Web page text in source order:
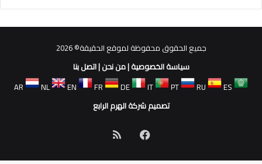
جميع الحقوق محفوظة لموقع الحقيقة© 2026
سياسة الخصوصية|من نحن|اتصل بنا
AR
NL EN FR DE IT PT RU
ES
تصميم شركة الهرم الرابع
فيسبوك